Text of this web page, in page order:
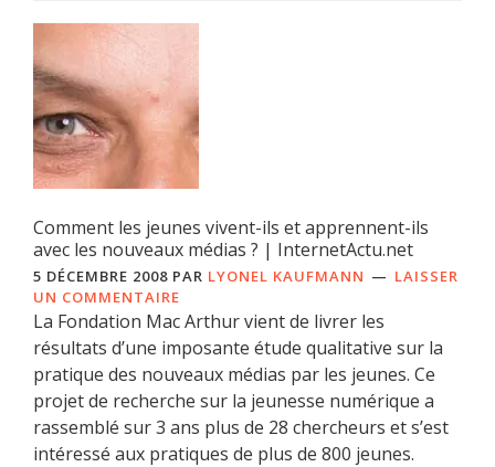
Comment les jeunes vivent-ils et apprennent-ils
avec les nouveaux médias ? | InternetActu.net
5 DÉCEMBRE 2008 PAR LYONEL KAUFMANN
LAISSER
UN COMMENTAIRE
La Fondation Mac Arthur vient de livrer les
résultats d’une imposante étude qualitative sur la
pratique des nouveaux médias par les jeunes. Ce
projet de recherche sur la jeunesse numérique a
rassemblé sur 3 ans plus de 28 chercheurs et s’est
intéressé aux pratiques de plus de 800 jeunes.